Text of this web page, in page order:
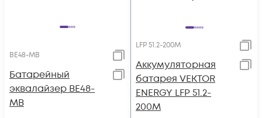
BE48-MB
Батарейный
эквалайзер BE48-
MB
LFP 51.2-200M
Аккумуляторная
батарея VEKTOR
ENERGY LFP 51.2-
200M